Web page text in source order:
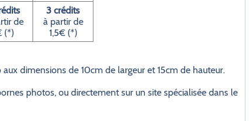
de
(*)
3 crédits
à partir de
1,5€ (*)
dimensions de 10cm de largeur et 15cm de hauteur.
photos, ou directement sur un site spécialisée dans le